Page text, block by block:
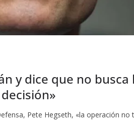
y dice que no busca
Pete Hegseth, «la operación